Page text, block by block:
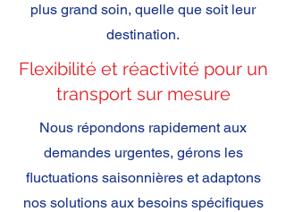
plus grand soin, quelle que soit leur
destination.
Flexibilité et réactivité pour un
transport sur mesure
Nous répondons rapidement aux
demandes urgentes, gérons les
fluctuations saisonnières et adaptons
nos solutions aux besoins spécifiques